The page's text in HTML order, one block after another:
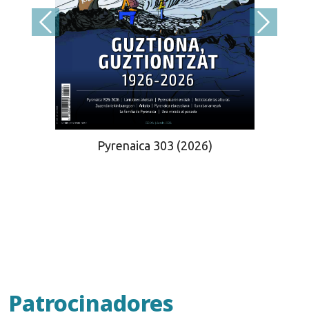
Pyrenaica 303 (2026)
Patrocinadores